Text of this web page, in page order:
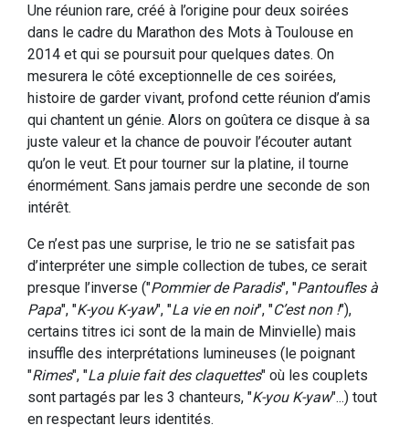
Une réunion rare, créé à l’origine pour deux soirées
dans le cadre du Marathon des Mots à Toulouse en
2014 et qui se poursuit pour quelques dates. On
mesurera le côté exceptionnelle de ces soirées,
histoire de garder vivant, profond cette réunion d’amis
qui chantent un génie. Alors on goûtera ce disque à sa
juste valeur et la chance de pouvoir l’écouter autant
qu’on le veut. Et pour tourner sur la platine, il tourne
énormément. Sans jamais perdre une seconde de son
intérêt.
Ce n’est pas une surprise, le trio ne se satisfait pas
d’interpréter une simple collection de tubes, ce serait
presque l’inverse ("Pommier de Paradis", "Pantoufles à
Papa", "K-you K-yaw", "La vie en noir", "C’est non !"),
certains titres ici sont de la main de Minvielle) mais
insuffle des interprétations lumineuses (le poignant
"Rimes", "La pluie fait des claquettes" où les couplets
sont partagés par les 3 chanteurs, "K-you K-yaw"...) tout
en respectant leurs identités.